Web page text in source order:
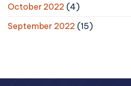
October 2022 (4)
September 2022 (15)